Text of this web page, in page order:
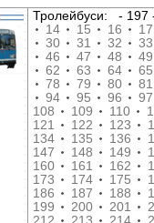
Тролейбуси:
-
14
15 16
17
30
31 32
33
46
47 48
49
62
63 64
65
78
79 80
81
94
95 96
97
108
109 110
121
122 123
134
135 136
147
148 149
160
161 162
173
174 175
186
187 188
199
200 201